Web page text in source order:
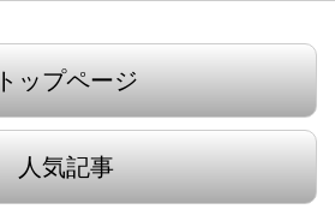
トップページ
人気記事